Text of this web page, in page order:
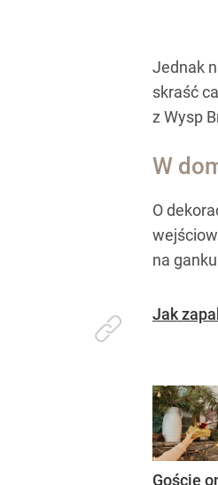
Jednak
skraść
z Wysp
W
O
na
Jak
Goście